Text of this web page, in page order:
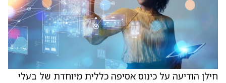
חילן הודיעה על כינוס אסיפה כללית מיוחדת של בעלי